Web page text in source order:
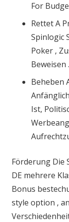
For
Rettet A
Spinlogic
Poker ,
Beweisen .
Beheben
Ist,
Förderung Die
DE mehrere
Bonus
style option ,